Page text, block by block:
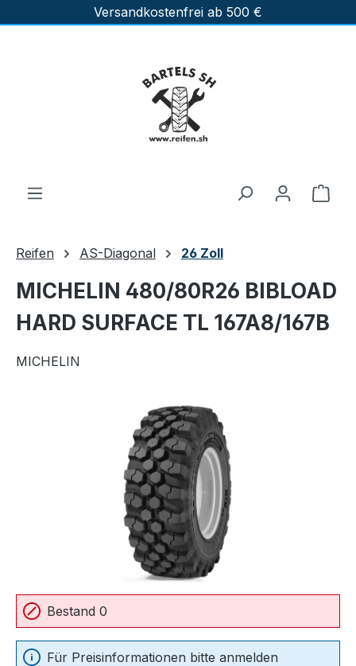
Zum Hauptinhalt springenVersandkostenfrei ab 500 €
Reifen AS-Diagonal 26 Zoll
MICHELIN 480/80R26 BIBLOAD
HARD SURFACE TL 167A8/167B
MICHELIN
Bildergalerie überspringen
Bestand 0
Für Preisinformationen bitte anmelden